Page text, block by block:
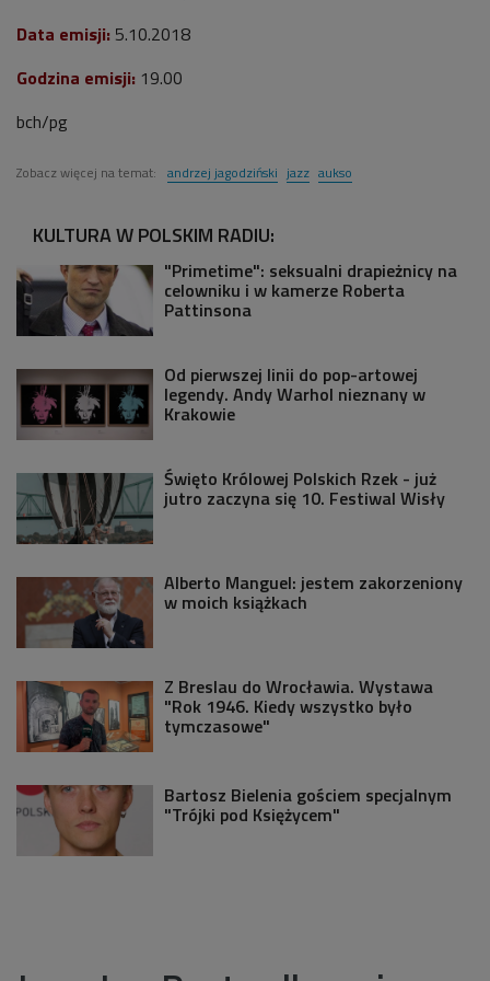
Data emisji: 5.10.2018
Godzina emisji: 19.00
bch/pg
Zobacz więcej na temat: andrzej jagodziński jazz aukso
KULTURA W POLSKIM RADIU:
"Primetime": seksualni drapieżnicy na
celowniku i w kamerze Roberta
Pattinsona
Od pierwszej linii do pop-artowej
legendy. Andy Warhol nieznany w
Krakowie
Święto Królowej Polskich Rzek - już
jutro zaczyna się 10. Festiwal Wisły
Alberto Manguel: jestem zakorzeniony
w moich książkach
Z Breslau do Wrocławia. Wystawa
"Rok 1946. Kiedy wszystko było
tymczasowe"
Bartosz Bielenia gościem specjalnym
"Trójki pod Księżycem"